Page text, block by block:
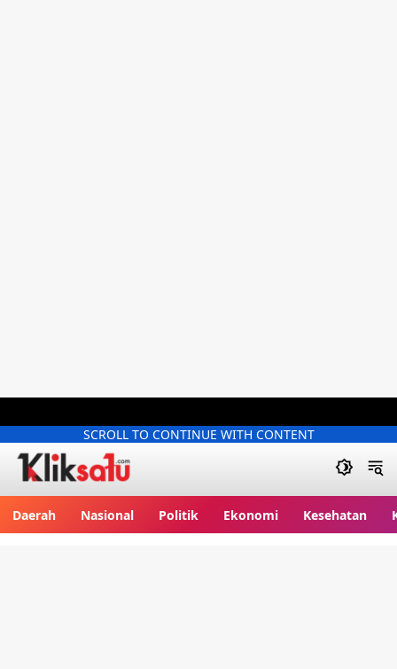
SCROLL TO CONTINUE WITH CONTENT
Daerah Nasional Politik Ekonomi Kesehatan